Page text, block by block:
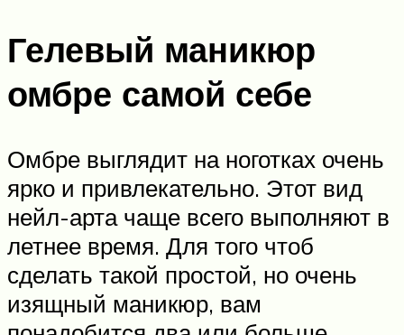
Гелевый маникюр
омбре самой себе
Омбре выглядит на ноготках очень
ярко и привлекательно. Этот вид
нейл-арта чаще всего выполняют в
летнее время. Для того чтоб
сделать такой простой, но очень
изящный маникюр, вам